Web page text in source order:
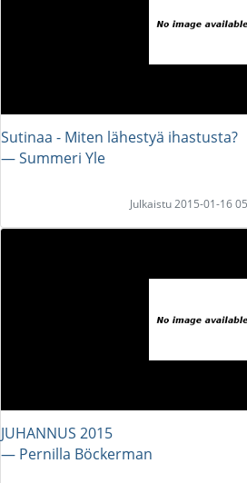
Sutinaa - Miten lähestyä ihastusta?
― Summeri Yle
Julkaistu 2015-01-16
JUHANNUS 2015
― Pernilla Böckerman